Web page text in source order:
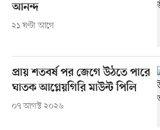
আনন্দ
২১ ঘণ্টা আগে
প্রায় শতবর্ষ পর জেগে উঠতে পারে
ঘাতক আগ্নেয়গিরি মাউন্ট পিলি
০৭ আগস্ট ২০২৬